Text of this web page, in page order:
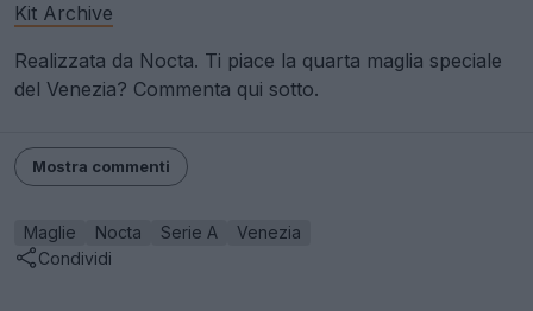
Kit Archive
Realizzata da Nocta. Ti piace la quarta maglia speciale
del Venezia? Commenta qui sotto.
Mostra commenti
Maglie Nocta Serie A
Venezia
Condividi